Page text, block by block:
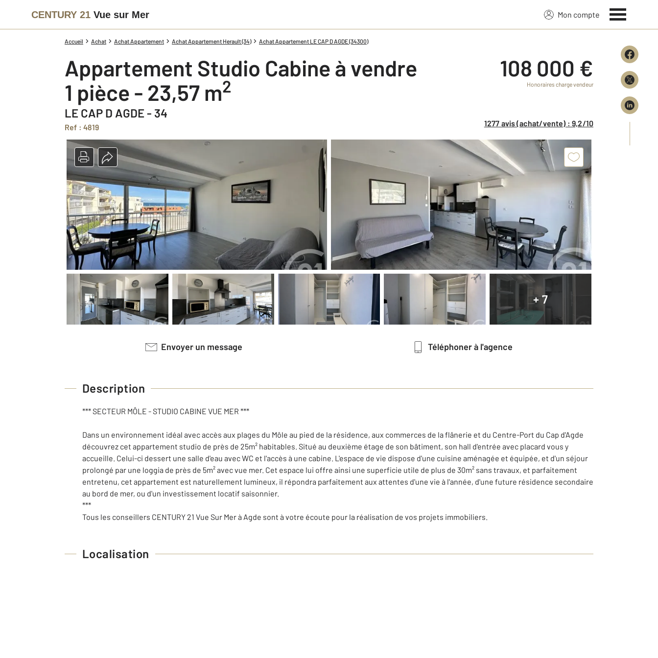
CENTURY 21 Vue sur Mer Mon compte
Accueil Achat Achat Appartement Achat Appartement Herault (34) Achat Appartement LE CAP D AGDE (34300)
Appartement Studio Cabine à vendre
1 pièce - 23,57 m2
LE CAP D AGDE - 34
Ref : 4819
108 000 €
Honoraires charge vendeur
1277 avis (achat/vente) : 9,2/10
+ 7
Envoyer un message Téléphoner à l'agence
Description
*** SECTEUR MÔLE - STUDIO CABINE VUE MER ***
Dans un environnement idéal avec accès aux plages du Môle au pied de la résidence, aux commerces de la flânerie et du Centre-Port du Cap d'Agde
découvrez cet appartement studio de près de 25m² habitables. Situé au deuxième étage de son bâtiment, son hall d'entrée avec placard vous y
accueille. Celui-ci dessert une salle d'eau avec WC et l'accès à une cabine. L'espace de vie dispose d'une cuisine aménagée et équipée, et d'un séjour
prolongé par une loggia de près de 5m² avec vue mer. Cet espace lui offre ainsi une superficie utile de plus de 30m² sans travaux, et parfaitement
entretenu, cet appartement est naturellement lumineux, il répondra parfaitement aux attentes d'une vie à l'année, d'une future résidence secondaire
au bord de mer, ou d'un investissement locatif saisonnier.
***
Tous les conseillers CENTURY 21 Vue Sur Mer à Agde sont à votre écoute pour la réalisation de vos projets immobiliers.
Localisation